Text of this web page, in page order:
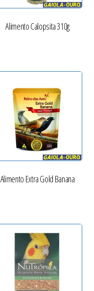
Alimento Calopsita 310g
Alimento Extra Gold Banana